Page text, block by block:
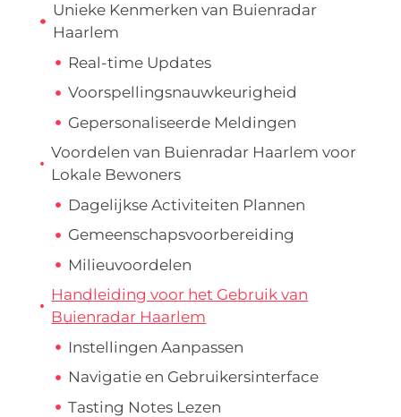
Unieke Kenmerken van Buienradar
Haarlem
Real-time Updates
Voorspellingsnauwkeurigheid
Gepersonaliseerde Meldingen
Voordelen van Buienradar Haarlem voor
Lokale Bewoners
Dagelijkse Activiteiten Plannen
Gemeenschapsvoorbereiding
Milieuvoordelen
Handleiding voor het Gebruik van
Buienradar Haarlem
Instellingen Aanpassen
Navigatie en Gebruikersinterface
Tasting Notes Lezen